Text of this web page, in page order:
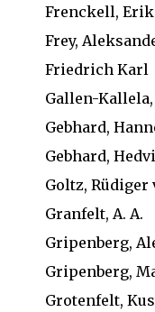
Frenckell,
Frey,
Friedrich Karl
Gallen-
Gebhard,
Gebhard,
Goltz, Rüdiger
Granfelt, A. A.
Gripenberg,
Gripenberg,
Grotenfelt,